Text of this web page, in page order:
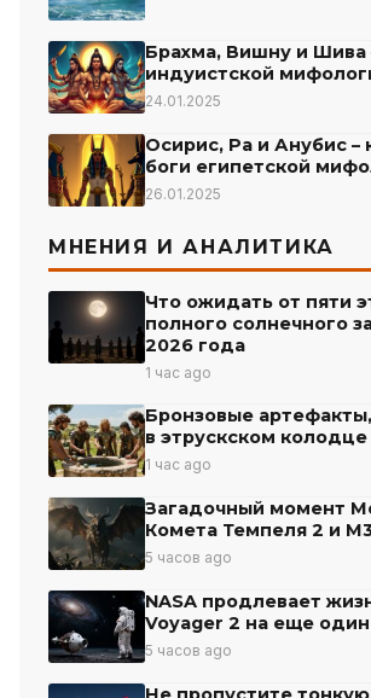
Брахма, Вишну и Шива
индуистской
24.01.2025
Осирис, Ра и Анубис –
боги египетской
26.01.2025
МНЕНИЯ И АНАЛИТИКА
Что ожидать от пяти
полного солнечного
2026 года
1 час ago
Бронзовые
в этрускском колодце
1 час ago
Загадочный момент
Комета Темпеля 2 и
5 часов ago
NASA продлевает
Voyager 2 на еще
5 часов ago